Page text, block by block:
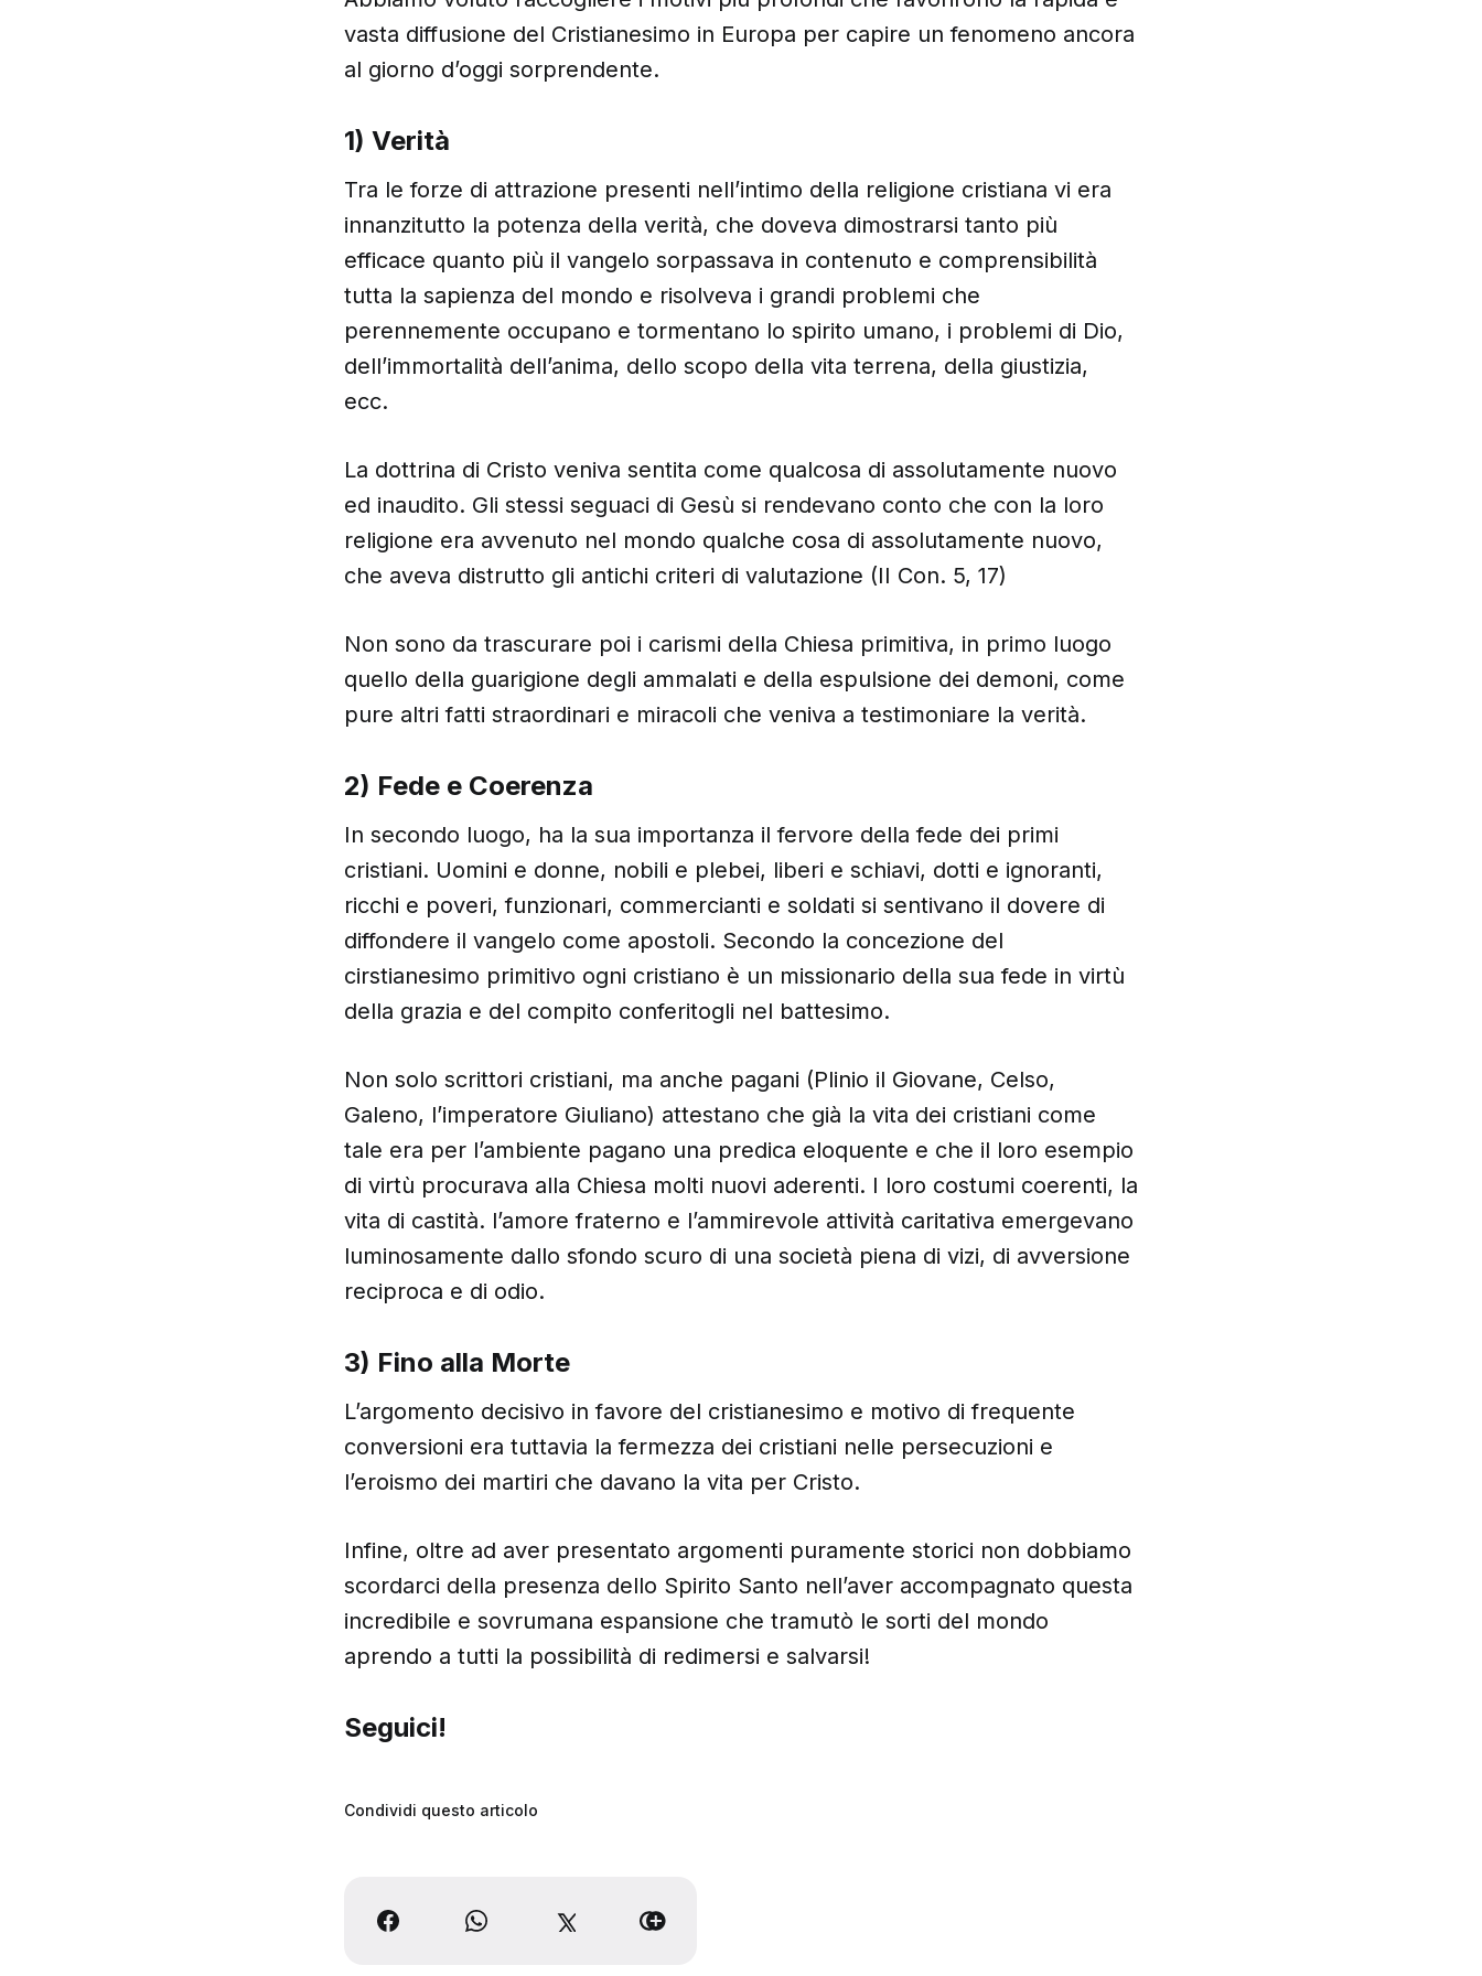
vasta diffusione del Cristianesimo in Europa per capire un fenomeno ancora
al giorno d’oggi sorprendente.
1) Verità
Tra le forze di attrazione presenti nell’intimo della religione cristiana vi era
innanzitutto la potenza della verità, che doveva dimostrarsi tanto più
efficace quanto più il vangelo sorpassava in contenuto e comprensibilità
tutta la sapienza del mondo e risolveva i grandi problemi che
perennemente occupano e tormentano lo spirito umano, i problemi di Dio,
dell’immortalità dell’anima, dello scopo della vita terrena, della giustizia,
ecc.
La dottrina di Cristo veniva sentita come qualcosa di assolutamente nuovo
ed inaudito. Gli stessi seguaci di Gesù si rendevano conto che con la loro
religione era avvenuto nel mondo qualche cosa di assolutamente nuovo,
che aveva distrutto gli antichi criteri di valutazione (II Con. 5, 17)
Non sono da trascurare poi i carismi della Chiesa primitiva, in primo luogo
quello della guarigione degli ammalati e della espulsione dei demoni, come
pure altri fatti straordinari e miracoli che veniva a testimoniare la verità.
2) Fede e Coerenza
In secondo luogo, ha la sua importanza il fervore della fede dei primi
cristiani. Uomini e donne, nobili e plebei, liberi e schiavi, dotti e ignoranti,
ricchi e poveri, funzionari, commercianti e soldati si sentivano il dovere di
diffondere il vangelo come apostoli. Secondo la concezione del
cirstianesimo primitivo ogni cristiano è un missionario della sua fede in virtù
della grazia e del compito conferitogli nel battesimo.
Non solo scrittori cristiani, ma anche pagani (Plinio il Giovane, Celso,
Galeno, l’imperatore Giuliano) attestano che già la vita dei cristiani come
tale era per l’ambiente pagano una predica eloquente e che il loro esempio
di virtù procurava alla Chiesa molti nuovi aderenti. I loro costumi coerenti, la
vita di castità. l’amore fraterno e l’ammirevole attività caritativa emergevano
luminosamente dallo sfondo scuro di una società piena di vizi, di avversione
reciproca e di odio.
3) Fino alla Morte
L’argomento decisivo in favore del cristianesimo e motivo di frequente
conversioni era tuttavia la fermezza dei cristiani nelle persecuzioni e
l’eroismo dei martiri che davano la vita per Cristo.
Infine, oltre ad aver presentato argomenti puramente storici non dobbiamo
scordarci della presenza dello Spirito Santo nell’aver accompagnato questa
incredibile e sovrumana espansione che tramutò le sorti del mondo
aprendo a tutti la possibilità di redimersi e salvarsi!
Seguici!
Condividi questo articolo